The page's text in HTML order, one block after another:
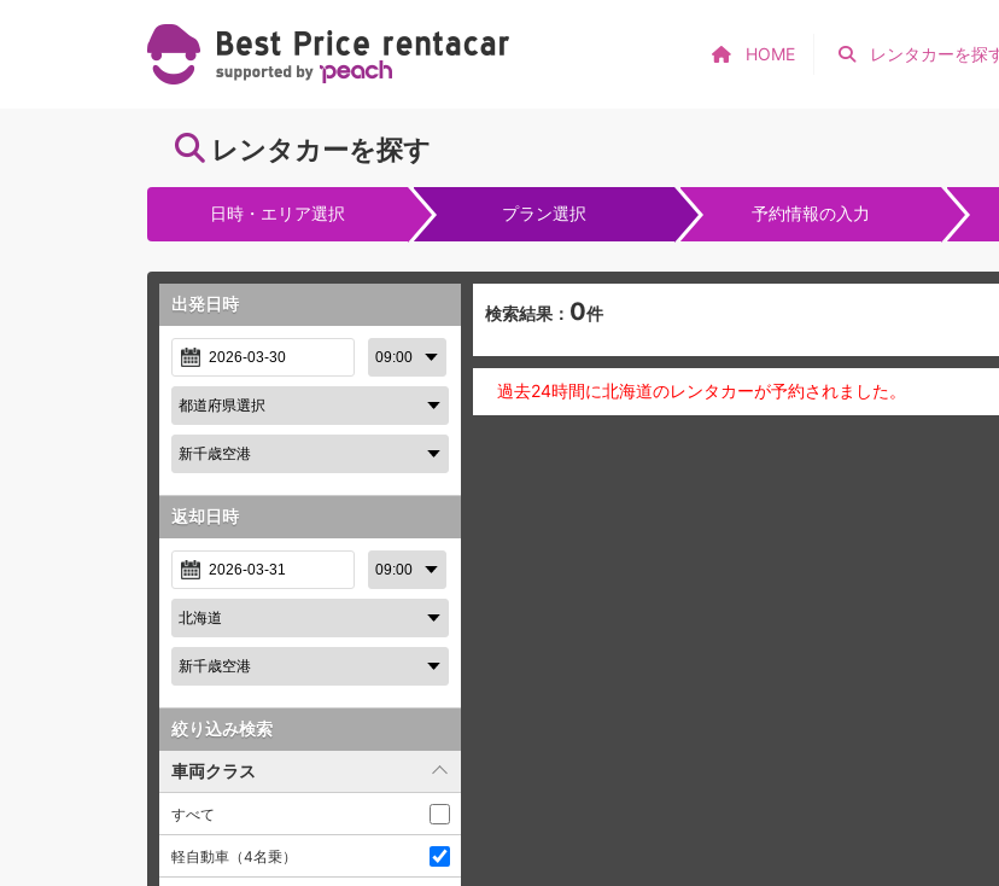
レンタカーを探
HOME
レンタカーを探す
日時・エリア選択 プラン選択 予約情報の入力
出発日時
返却日時
絞り込み検索
車両クラス
すべて
軽自動車（4名乗）
検索結果： 0件
過去24時間に北海道のレンタカーが予約されました。